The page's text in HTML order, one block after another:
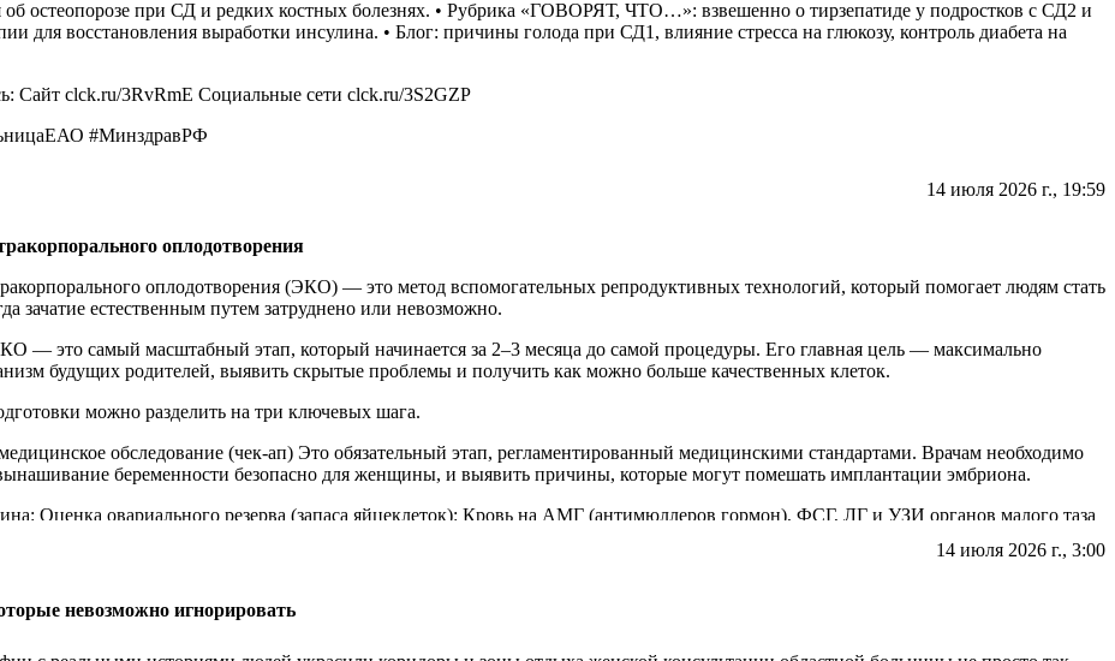
остеопорозе при СД и редких костных болезнях. • Рубрика «ГОВОРЯТ, ЧТО…»: взвешенно о тирзепатиде у подростков с СД2 и
для восстановления выработки инсулина. • Блог: причины голода при СД1, влияние стресса на глюкозу, контроль диабета на
Сайт clck.ru/3RvRmE Социальные сети clck.ru/3S2GZP
#МинздравРФ
14 июля 2026 г., 19:59
оплодотворения
оплодотворения (ЭКО) — это метод вспомогательных репродуктивных технологий, который помогает людям стать
зачатие естественным путем затруднено или невозможно.
— это самый масштабный этап, который начинается за 2–3 месяца до самой процедуры. Его главная цель — максимально
будущих родителей, выявить скрытые проблемы и получить как можно больше качественных клеток.
можно разделить на три ключевых шага.
обследование (чек-ап) Это обязательный этап, регламентированный медицинскими стандартами. Врачам необходимо
беременности безопасно для женщины, и выявить причины, которые могут помешать имплантации эмбриона.
Оценка овариального резерва (запаса яйцеклеток): Кровь на АМГ (антимюллеров гормон), ФСГ, ЛГ и УЗИ органов малого таза
14 июля 2026 г., 3:00
невозможно игнорировать